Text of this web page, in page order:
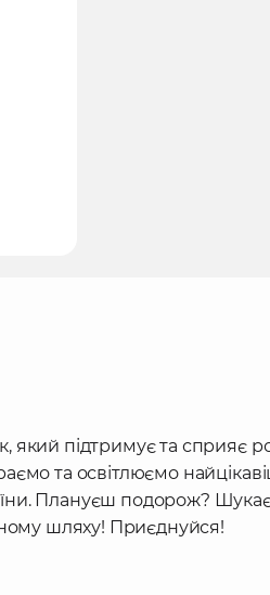
який підтримує та сприяє
та освітлюємо
Плануєш подорож?
шляху! Приєднуйся!